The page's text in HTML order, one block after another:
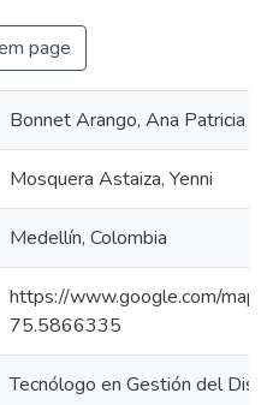
page
Bonnet Arango, Ana Patricia
Mosquera Astaiza, Yenni
Medellín, Colombia
https://www.google.com/
75.5866335
Tecnólogo en Gestión del